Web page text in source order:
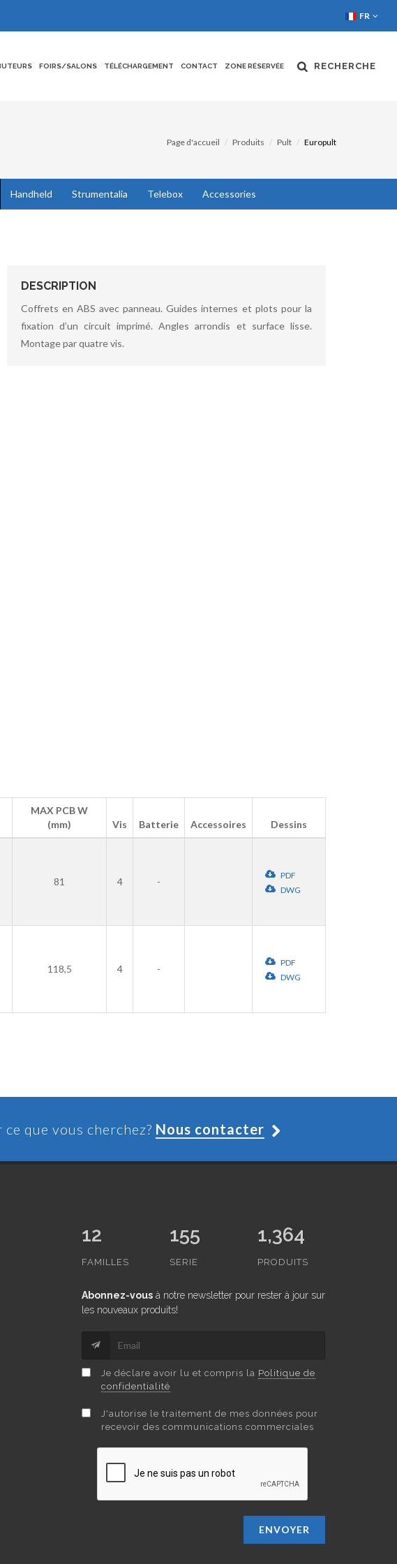
FR
FOIRS/SALONS TÉLÉCHARGEMENT CONTACT ZONE RÉSERVÉE RECHERCHE
Page d'accueil Produits Pult Europult
Handheld Strumentalia Telebox Accessories
DESCRIPTION
Coffrets en ABS avec panneau. Guides internes et plots pour la
fixation d’un circuit imprimé. Angles arrondis et surface lisse.
Montage par quatre vis.
MAX PCB W
(mm)
Vis Batterie Accessoires Dessins
81 4 -
PDF
DWG
118,5 4 -
PDF
DWG
que vous cherchez? Nous contacter
12
FAMILLES
155
SERIE
1,364
PRODUITS
Abonnez-vousà notre newsletter pour rester à jour sur
les nouveaux produits!
Je déclare avoir lu et compris la Politique de
confidentialité
J'autorise le traitement de mes données pour
recevoir des communications commerciales
ENVOYER